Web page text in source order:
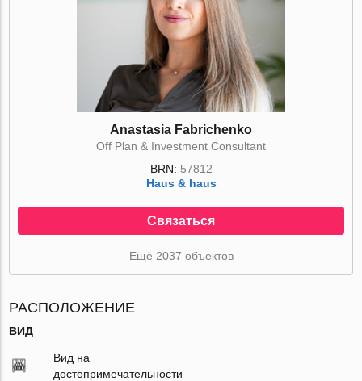
Anastasia Fabrichenko
Off Plan & Investment Consultant
BRN: 57812
Haus & haus
Связаться
Ещё 2037 объектов
РАСПОЛОЖЕНИЕ
ВИД
Вид на
достопримечательности